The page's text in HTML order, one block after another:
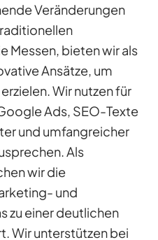
Veränderungen
Messen, bieten wir als
Ansätze, um
Wir nutzen für
Ads, SEO-Texte
und umfangreicher
Als
wir die
und
zu einer deutlichen
Wir unterstützen bei